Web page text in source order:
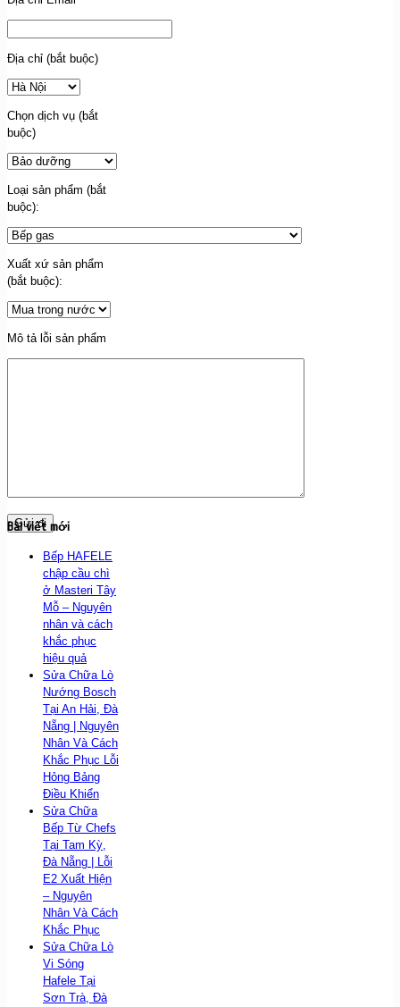
Địa chỉ (bắt buộc)
Chọn dịch vụ (bắt
buộc)
Loại sản phẩm (bắt
buộc):
Xuất xứ sản phẩm
(bắt buộc):
Mô tả lỗi sản phẩm
Bài viết mới
Bếp HAFELE
chập cầu chì
ở Masteri Tây
Mỗ – Nguyên
nhân và cách
khắc phục
hiệu quả
Sửa Chữa Lò
Nướng Bosch
Tại An Hải, Đà
Nẵng | Nguyên
Nhân Và Cách
Khắc Phục Lỗi
Hỏng Bảng
Điều Khiển
Sửa Chữa
Bếp Từ Chefs
Tại Tam Kỳ,
Đà Nẵng | Lỗi
E2 Xuất Hiện
– Nguyên
Nhân Và Cách
Khắc Phục
Sửa Chữa Lò
Vi Sóng
Hafele Tại
Sơn Trà, Đà